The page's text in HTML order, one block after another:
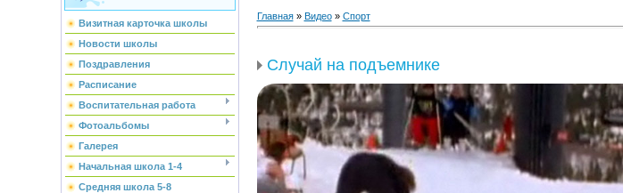
Визитная карточка школы
Новости школы
Поздравления
Расписание
Воспитательная работа
Фотоальбомы
Галерея
Начальная школа 1-4
Средняя школа 5-8
Главная» Видео» Спорт
Случай на подъемнике